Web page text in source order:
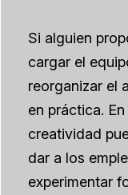
Si alguien
cargar el
reorganizar el
en práctica.
creatividad
dar a los
experimentar